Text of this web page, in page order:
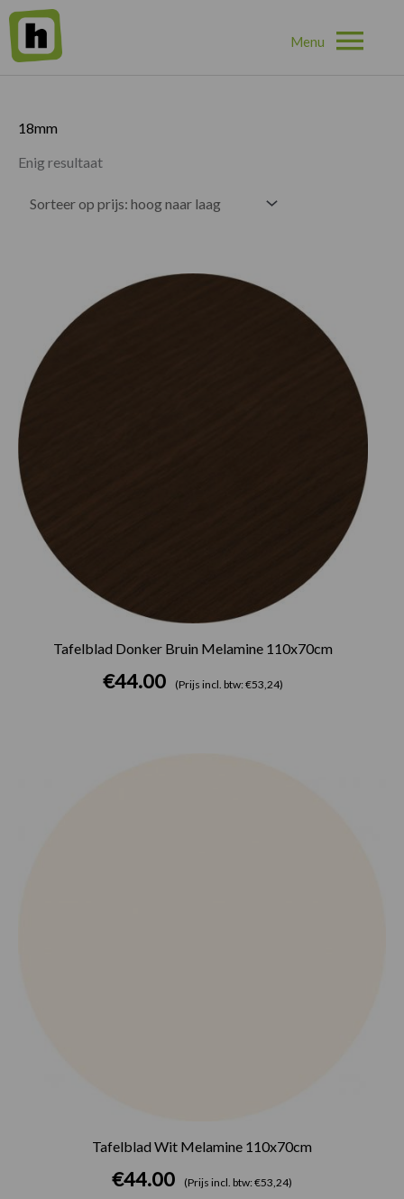
Home»
18mm
Enig resultaat
Tafelblad Donker Bruin Melamine 110x70cm
€44.00 (Prijs incl. btw: €53,24)
Tafelblad Wit Melamine 110x70cm
€44.00 (Prijs incl. btw: €53,24)